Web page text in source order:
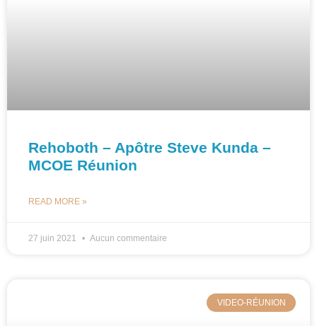
Rehoboth – Apôtre Steve Kunda –
MCOE Réunion
READ MORE »
27 juin 2021 Aucun commentaire
VIDEO-RÉUNION